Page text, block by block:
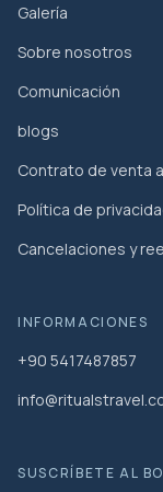
Galería
Sobre nosotros
Comunicación
blogs
Contrato de venta
Política de
Cancelaciones y
INFORMACIONES
+90 5417487857
SUSCRÍBETE AL